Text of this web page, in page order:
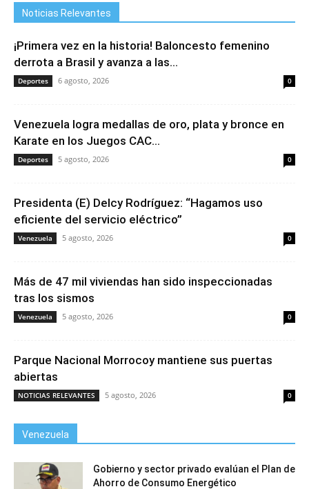
Noticias Relevantes
¡Primera vez en la historia! Baloncesto femenino
derrota a Brasil y avanza a las...
Deportes 6 agosto, 2026 0
Venezuela logra medallas de oro, plata y bronce en
Karate en los Juegos CAC...
Deportes 5 agosto, 2026 0
Presidenta (E) Delcy Rodríguez: “Hagamos uso
eficiente del servicio eléctrico”
Venezuela 5 agosto, 2026 0
Más de 47 mil viviendas han sido inspeccionadas
tras los sismos
Venezuela 5 agosto, 2026 0
Parque Nacional Morrocoy mantiene sus puertas
abiertas
NOTICIAS RELEVANTES 5 agosto, 2026 0
Venezuela
Gobierno y sector privado evalúan el Plan de
Ahorro de Consumo Energético